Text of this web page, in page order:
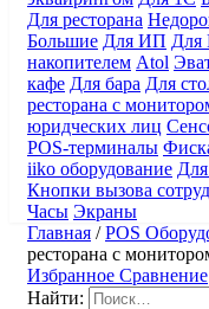
Для ресторана
Большие Для ИП Для
накопителем Atol
кафе Для бара Для
ресторана с
юридческих лиц
POS-терминалы
iiko оборудование
Кнопки вызова
Часы Экраны
Главная /POS
ресторана с
Избранное Сравнение
Найти: